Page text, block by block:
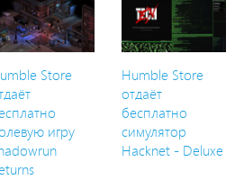
Store
игру
Humble Store
отдаёт
бесплатно
симулятор
Hacknet - Deluxe